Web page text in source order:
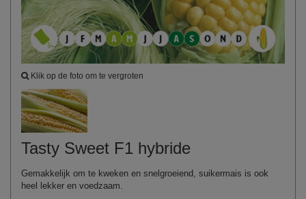
Klik op de foto om te vergroten
Tasty Sweet F1 hybride
Gemakkelijk om te kweken en snelgroeiend, suikermais is ook
heel lekker en voedzaam.